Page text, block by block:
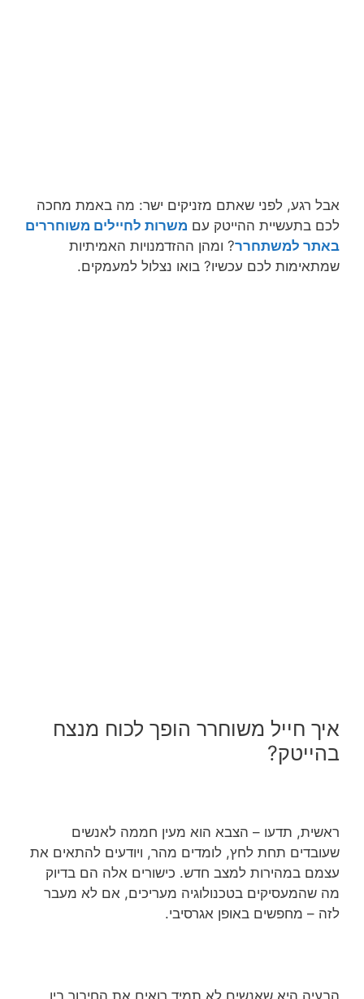
אבל רגע, לפני שאתם מזניקים ישר: מה באמת מחכה
לכם בתעשיית ההייטק עם משרות לחיילים משוחררים
באתר למשתחרר? ומהן ההזדמנויות האמיתיות
שמתאימות לכם עכשיו? בואו נצלול למעמקים.
איך חייל משוחרר הופך לכוח מנצח
בהייטק?
ראשית, תדעו – הצבא הוא מעין חממה לאנשים
שעובדים תחת לחץ, לומדים מהר, ויודעים להתאים את
עצמם במהירות למצב חדש. כישורים אלה הם בדיוק
מה שהמעסיקים בטכנולוגיה מעריכים, אם לא מעבר
לזה – מחפשים באופן אגרסיבי.
הבעיה היא שאנשים לא תמיד רואים את החיבור בין